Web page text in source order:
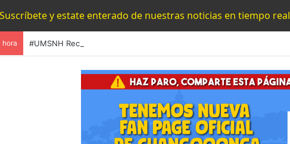
Suscríbete y estate enterado de nuestras noticias en tiempo real
hora